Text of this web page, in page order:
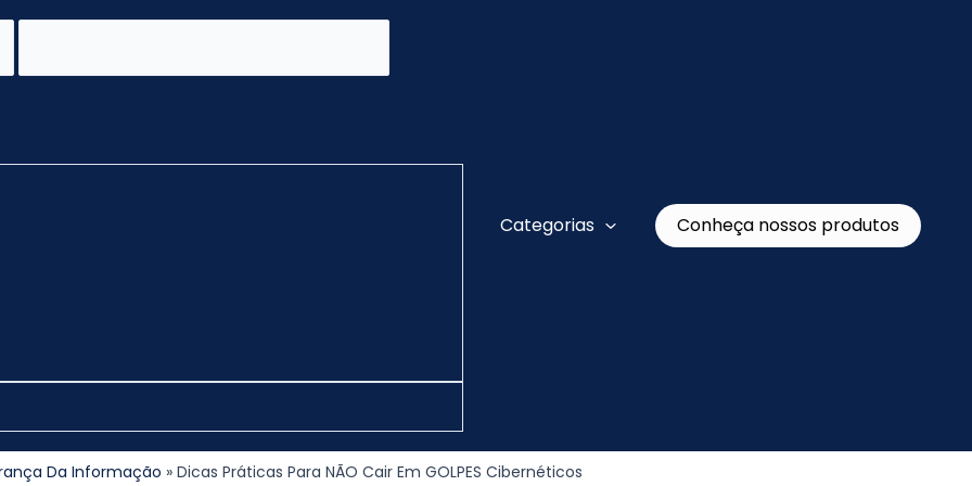
Categorias Conheça nossos produtos
Da Informação Dicas Práticas Para NÃO Cair Em GOLPES Cibernéticos